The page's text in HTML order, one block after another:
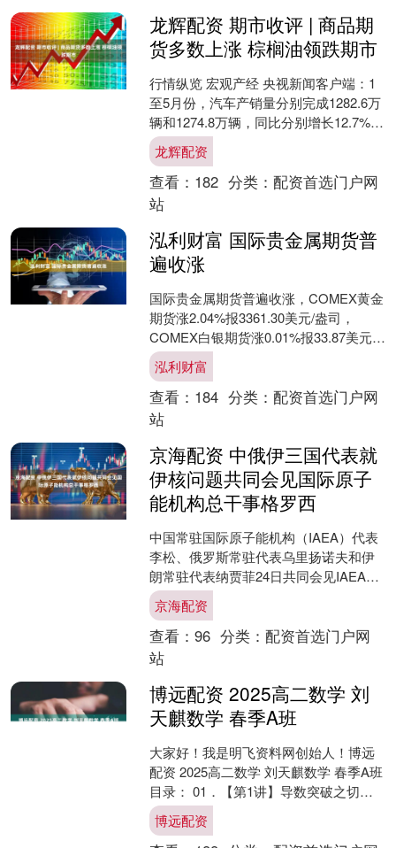
龙辉配资 期市收评 | 商品期
货多数上涨 棕榈油领跌期市
行情纵览 宏观产经 央视新闻客户端：1
至5月份，汽车产销量分别完成1282.6万
辆和1274.8万辆，同比分别增长12.7%和
10.9%。其中，新能源汽车产销量....
龙辉配资
查看： 182 分类： 配资首选门户网
站
泓利财富 国际贵金属期货普
遍收涨
国际贵金属期货普遍收涨，COMEX黄金
期货涨2.04%报3361.30美元/盎司，
COMEX白银期货涨0.01%报33.87美元/
盎司。....
泓利财富
查看： 184 分类： 配资首选门户网
站
京海配资 中俄伊三国代表就
伊核问题共同会见国际原子
能机构总干事格罗西
中国常驻国际原子能机构（IAEA）代表
李松、俄罗斯常驻代表乌里扬诺夫和伊
朗常驻代表纳贾菲24日共同会见IAEA总
干事格罗西，就当前形势下IAEA如何发
挥作用京海....
京海配资
查看： 96 分类： 配资首选门户网
站
博远配资 2025高二数学 刘
天麒数学 春季A班
大家好！我是明飞资料网创始人！博远
配资 2025高二数学 刘天麒数学 春季A班
目录： 01．【第1讲】导数突破之切线
问题.mp4 02.【第2讲】导数突破之单....
博远配资